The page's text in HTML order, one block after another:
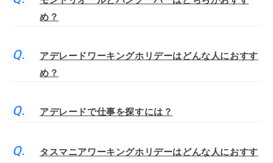
め？
アデレードワーキングホリデーはどんな人におすす
め？
アデレードで仕事を探すには？
タスマニアワーキングホリデーはどんな人におすす